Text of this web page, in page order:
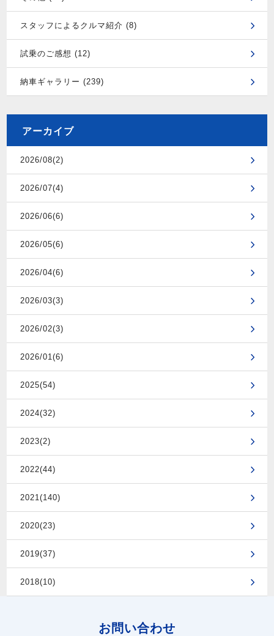
スタッフによるクルマ紹介 (8)
試乗のご感想 (12)
納車ギャラリー (239)
アーカイブ
2026/08(2)
2026/07(4)
2026/06(6)
2026/05(6)
2026/04(6)
2026/03(3)
2026/02(3)
2026/01(6)
2025(54)
2024(32)
2023(2)
2022(44)
2021(140)
2020(23)
2019(37)
2018(10)
お問い合わせ